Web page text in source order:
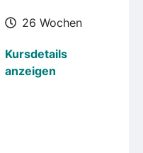
26 Wochen
Kursdetails
anzeigen